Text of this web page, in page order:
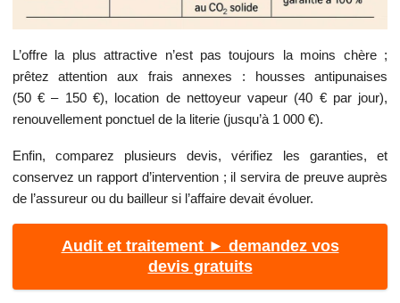
L’offre la plus attractive n’est pas toujours la moins chère ;
prêtez attention aux frais annexes : housses antipunaises
(50 € – 150 €), location de nettoyeur vapeur (40 € par jour),
renouvellement ponctuel de la literie (jusqu’à 1 000 €).
Enfin, comparez plusieurs devis, vérifiez les garanties, et
conservez un rapport d’intervention ; il servira de preuve auprès
de l’assureur ou du bailleur si l’affaire devait évoluer.
Audit et traitement ► demandez vos
devis gratuits